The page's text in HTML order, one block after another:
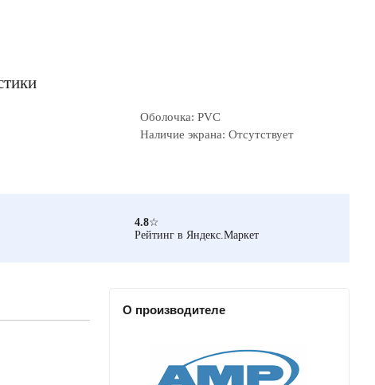
Оболочка: PVC
Наличие экрана: Отсутствует
4.8☆
Рейтинг в Яндекс.Маркет
О производителе